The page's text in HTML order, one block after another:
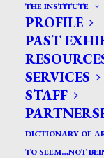
THE INSTITUTE
PROFILE
PAST
SERVICES
STAFF
DICTIONARY OF
TO SEEM…NOT
CERCA
Search
for: